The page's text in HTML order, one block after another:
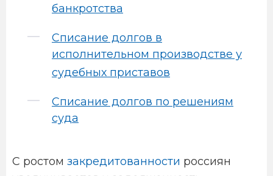
банкротства
Списание долгов в
исполнительном производстве у
судебных приставов
Списание долгов по решениям
суда
С ростом закредитованности россиян